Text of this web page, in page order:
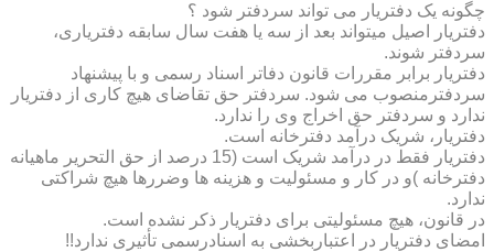
چگونه یک دفتریار می تواند سردفتر شود ؟
دفتریار اصیل میتواند بعد از سه یا هفت سال سابقه دفتریاری،
سردفتر شوند.
دفتریار برابر مقررات قانون دفاتر اسناد رسمی و با پیشنهاد
سردفترمنصوب می شود. سردفتر حق تقاضای هیچ کاری از دفتریار
ندارد و سردفتر حق اخراج وی را ندارد.
دفتریار، شریک درآمد دفترخانه است.
دفتریار فقط در درآمد شریک است (15 درصد از حق التحریر ماهیانه
دفترخانه )و در کار و مسئولیت و هزینه ها وضررها هیچ شراکتی
ندارد.
در قانون، هیچ مسئولیتی برای دفتریار ذکر نشده است.
امضای دفتریار در اعتباربخشی به اسنادرسمی تأثیری ندارد!!